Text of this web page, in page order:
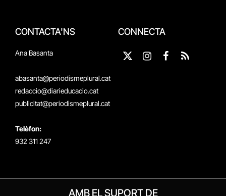
CONTACTA'NS
Ana Basanta
abasanta@periodismeplural.cat
redaccio@diarieducacio.cat
publicitat@periodismeplural.cat
Telèfon:
932 311 247
CONNECTA
X
InstagramFacebook
RSS
AMB EL SUPORT DE